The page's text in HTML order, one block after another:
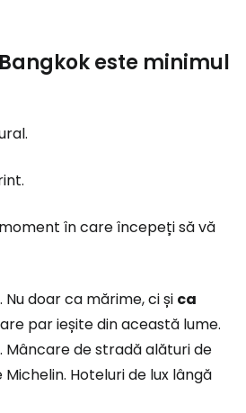
este minimul
în care începeți să vă
doar ca mărime, ci și ca
par ieșite din această lume.
Mâncare de stradă alături de
Hoteluri de lux lângă